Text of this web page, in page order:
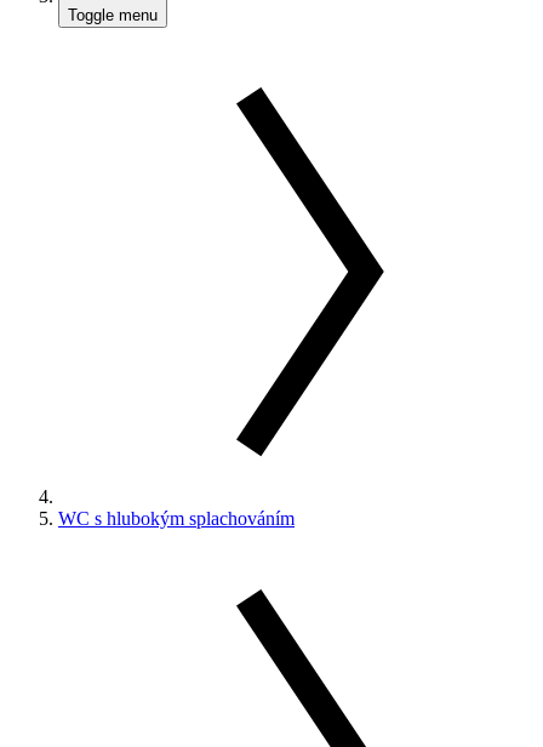
Toggle menu
WC s hlubokým splachováním